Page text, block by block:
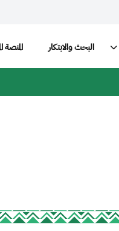
البحث والابتكار المنصة